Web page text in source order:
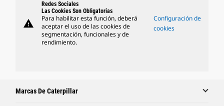
warning
Redes Sociales
Las Cookies Son Obligatorias
Para habilitar esta función, deberá
aceptar el uso de las cookies de
segmentación, funcionales y de
rendimiento.
Configuración de
cookies
Marcas De Caterpillar